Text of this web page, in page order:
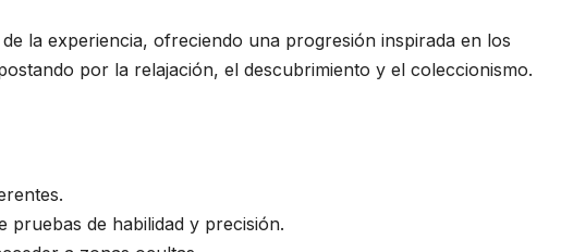
la experiencia, ofreciendo una progresión inspirada en los
por la relajación, el descubrimiento y el coleccionismo.
pruebas de habilidad y precisión.